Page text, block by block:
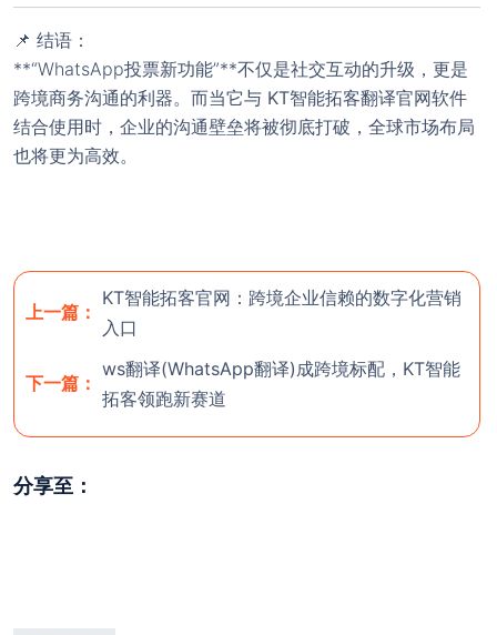
📌 结语：
**“WhatsApp投票新功能”**不仅是社交互动的升级，更是
跨境商务沟通的利器。而当它与 KT智能拓客翻译官网软件
结合使用时，企业的沟通壁垒将被彻底打破，全球市场布局
也将更为高效。
上一篇：
KT智能拓客官网：跨境企业信赖的数字化营销
入口
下一篇：
ws翻译(WhatsApp翻译)成跨境标配，KT智能
拓客领跑新赛道
分享至：
使用前，请
注意：官方最新尝鲜版安装包版本号为 3.5.1（大
小：115M）；稳定版 版本号为：v3.4.68（大小：
111.54M）若安装包大小与对应版本大小不符，则极
关闭 开通团队后台